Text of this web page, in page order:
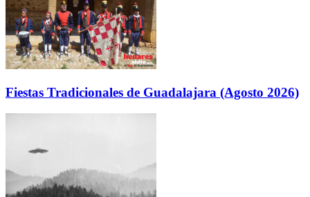
Fiestas Tradicionales de Guadalajara (Agosto 2026)